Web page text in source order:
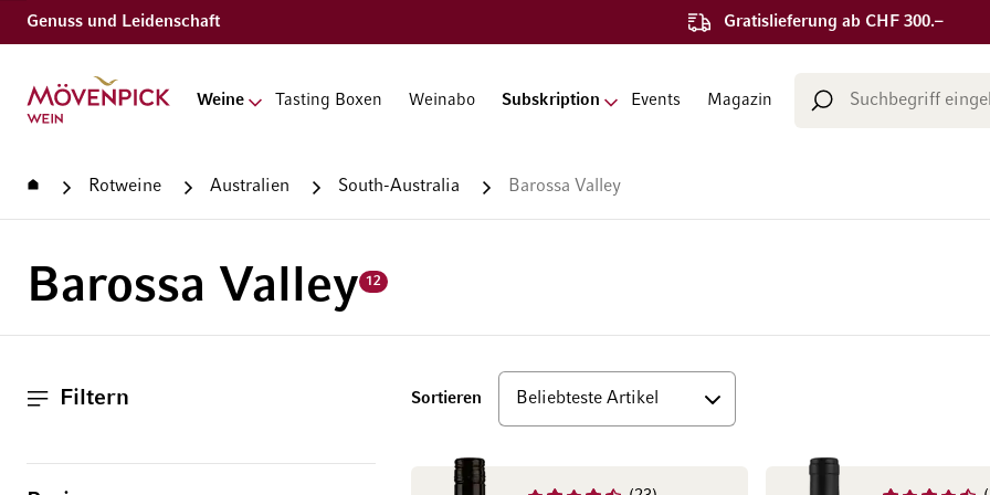
Genuss und Leidenschaft Gratislieferung ab CHF 300.–
Zur Startseite
Weine Tasting Boxen Weinabo Subskription Events Magazin
Suche
StartseiteRotweine Australien South-Australia Barossa Valley
Barossa Valley 12
Filtern Sortieren